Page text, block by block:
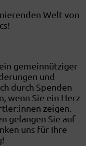
Welt von
gemeinnütziger
und
durch Spenden
wenn Sie ein Herz
zeigen.
gelangen Sie auf
uns für Ihre